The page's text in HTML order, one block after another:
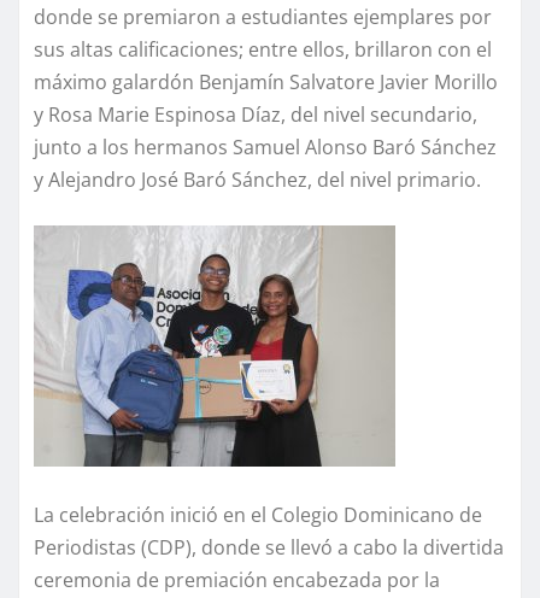
donde se premiaron a estudiantes ejemplares por
sus altas calificaciones; entre ellos, brillaron con el
máximo galardón Benjamín Salvatore Javier Morillo
y Rosa Marie Espinosa Díaz, del nivel secundario,
junto a los hermanos Samuel Alonso Baró Sánchez
y Alejandro José Baró Sánchez, del nivel primario.
La celebración inició en el Colegio Dominicano de
Periodistas (CDP), donde se llevó a cabo la divertida
ceremonia de premiación encabezada por la